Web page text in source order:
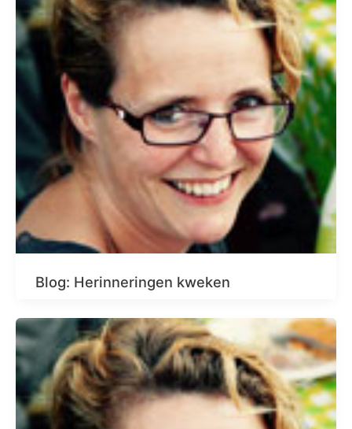
Blog: Herinneringen kweken